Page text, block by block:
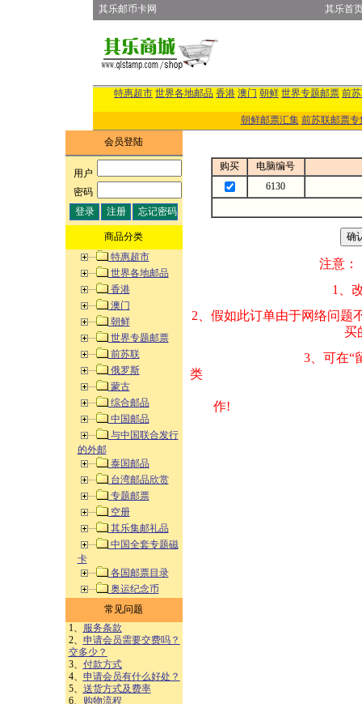
其乐邮币卡网 其乐首
特惠超市 世界各地邮品 香港 澳门 朝鲜 世界专题邮票 前
朝鲜邮票汇集 前苏联邮票专
会员登陆
用户:
密码:
商品分类
特惠超市
世界各地邮品
香港
澳门
朝鲜
世界专题邮票
前苏联
俄罗斯
蒙古
综合邮品
中国邮品
与中国联合发行
的外邮
泰国邮品
台湾邮品欣赏
专题邮票
空册
其乐集邮礼品
中国全套专题磁
卡
各国邮票目录
奥运纪念币
常见问题
1、
服务条款
2、 申请会员需要交费吗？
交多少？
3、 付款方式
4、 申请会员有什么好处？
5、 送货方式及费率
6、
购物流程
购买
电脑编号
6130
注意：
1、改变商品数量
2、假如此订单由
买的邮品的“
3、可在“
类 方式告之
作!